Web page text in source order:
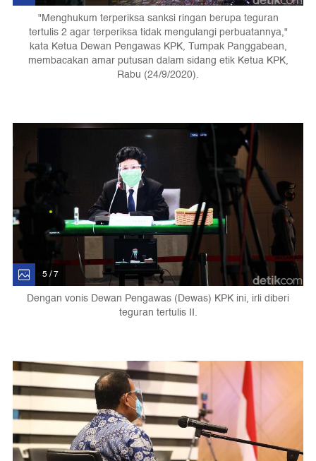
"Menghukum terperiksa sanksi ringan berupa teguran
tertulis 2 agar terperiksa tidak mengulangi perbuatannya,"
kata Ketua Dewan Pengawas KPK, Tumpak Panggabean,
membacakan amar putusan dalam sidang etik Ketua KPK,
Rabu (24/9/2020).
5 / 7
Dengan vonis Dewan Pengawas (Dewas) KPK ini, irli diberi
teguran tertulis II.